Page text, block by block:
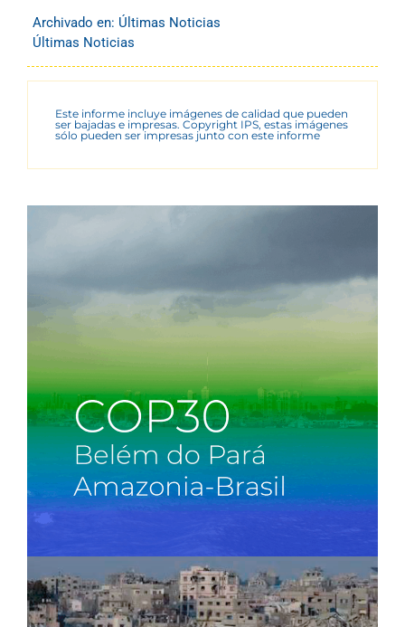
Archivado en: Últimas Noticias
Últimas Noticias
Este informe incluye imágenes de calidad que pueden
ser bajadas e impresas. Copyright IPS, estas imágenes
sólo pueden ser impresas junto con este informe